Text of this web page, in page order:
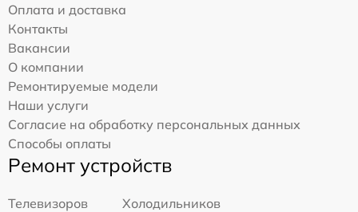
Оплата и доставка
Контакты
Вакансии
О компании
Ремонтируемые модели
Наши услуги
Согласие на обработку персональных данных
Способы оплаты
Ремонт устройств
Телевизоров
Холодильников